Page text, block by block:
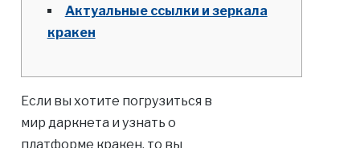
Актуальные ссылки и зеркала
кракен
Если вы хотите погрузиться в
мир даркнета и узнать о
платформе кракен, то вы